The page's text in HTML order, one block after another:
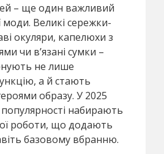
– ще один важливий
моди. Великі сережки-
окуляри, капелюхи з
чи в’язані сумки –
не лише
а й стають
образу. У 2025
популярності набирають
роботи, що додають
базовому вбранню.